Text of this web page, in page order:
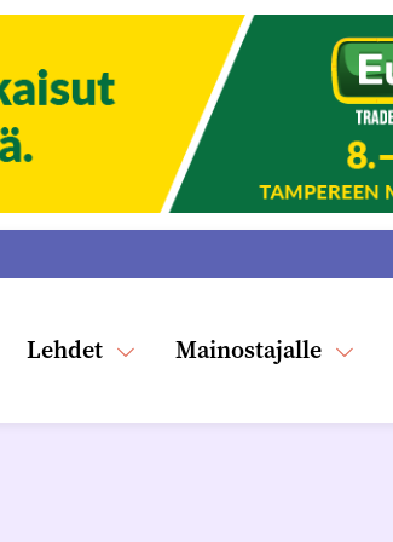
Lehdet Mainostajalle